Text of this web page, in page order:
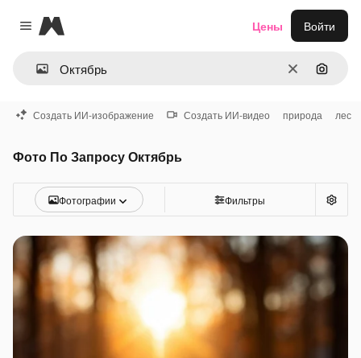
Close menu
Magnific
ОчиститьПоиск
Цены Войти
Создать ИИ-изображение Создать ИИ-видео природа лес
Фото По Запросу Октябрь
Фотографии Фильтры